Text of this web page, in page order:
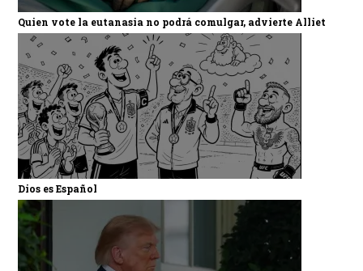
Quien vote la eutanasia no podrá comulgar, advierte Alliet
Dios es Español